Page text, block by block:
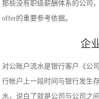
那些没有职级薪酬体系的公司
offer的重要参考依据。
企
对公账户流水是银行客户《公
行帐户上一段时间与银行发生
水，说白了就是公司与公司之